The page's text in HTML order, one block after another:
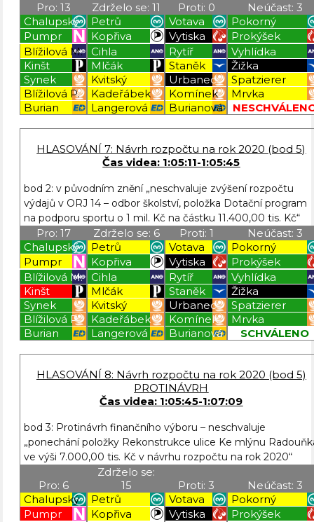
Pro: 13 Zdrželo se: 11 Proti: 0
Neúčast: 3
Chalupský
Petrů Votava
Pokorný
Pumpr
Kopřiva Vytiska
Prokýšek
Blížilová M.
Cihla Rytíř
Vyhlídka
Kinšt
Mlčák Staněk
Žižka
Synek
Kvitský Urbanec
Spatzierer
Blížilová P.
Kadeřábek Komínek
Mrvka
Burian
Langerová Burianová
HLASOVÁNÍ 7: Návrh rozpočtu na rok 2020 (bod 5)
Čas videa: 1:05:11-1:05:45
bod 2: v původním znění „neschvaluje zvýšení rozpočtu
výdajů v ORJ 14 – odbor školství, položka Dotační program
na podporu sportu o 1 mil. Kč na částku 11.400,00 tis. Kč“
Pro: 17 Zdrželo se: 6 Proti: 1
Neúčast: 3
Chalupský
Petrů Votava
Pokorný
Pumpr
Kopřiva Vytiska
Prokýšek
Blížilová M.
Cihla Rytíř
Vyhlídka
Kinšt
Mlčák Staněk
Žižka
Synek
Kvitský Urbanec
Spatzierer
Blížilová P.
Kadeřábek Komínek
Mrvka
Burian
Langerová Burianová
SCHVÁLENO
HLASOVÁNÍ 8: Návrh rozpočtu na rok 2020 (bod 5)
PROTINÁVRH
Čas videa: 1:05:45-1:07:09
bod 3: Protinávrh finančního výboru – neschvaluje
„ponechání položky Rekonstrukce ulice Ke mlýnu
ve výši 7.000,00 tis. Kč v návrhu rozpočtu na rok 2020“
Pro: 6
Zdrželo se:
15
Proti: 3
Neúčast: 3
Chalupský
Petrů Votava
Pokorný
Pumpr
Kopřiva Vytiska
Prokýšek